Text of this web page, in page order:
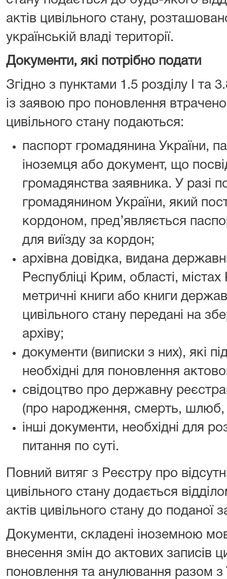
актів цивільного стану,
українській владі території.
Документи, які потрібно подати
Згідно з пунктами 1.5 розділу І та
із заявою про поновлення
цивільного стану подаються:
паспорт громадянина України,
іноземця або документ, що
громадянства заявника. У разі
громадянином України, який
кордоном, пред’являється
для виїзду за кордон;
архівна довідка, видана
Республіці Крим, області,
метричні книги або книги
цивільного стану передані на
архіву;
документи (виписки з них), які
необхідні для поновлення
свідоцтво про державну
(про народження, смерть,
інші документи, необхідні для
питання по суті.
Повний витяг з Реєстру про
цивільного стану додається
актів цивільного стану до поданої
Документи, складені іноземною
внесення змін до актових записів
поновлення та анулювання разом з